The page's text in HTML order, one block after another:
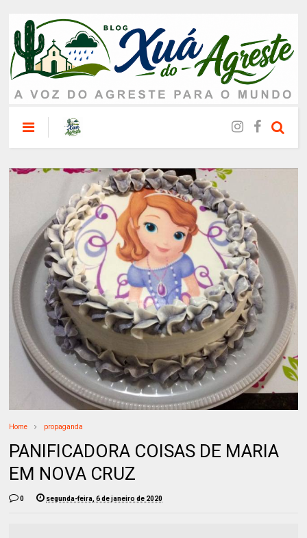
Home propaganda
PANIFICADORA COISAS DE MARIA
EM NOVA CRUZ
0 segunda-feira, 6 de janeiro de 2020